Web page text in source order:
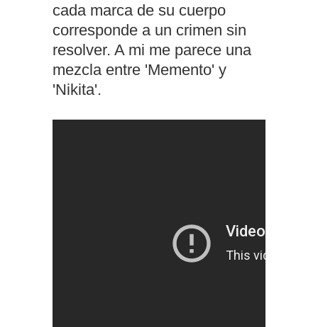
cada marca de su cuerpo
corresponde a un crimen sin
resolver. A mi me parece una
mezcla entre 'Memento' y
'Nikita'.